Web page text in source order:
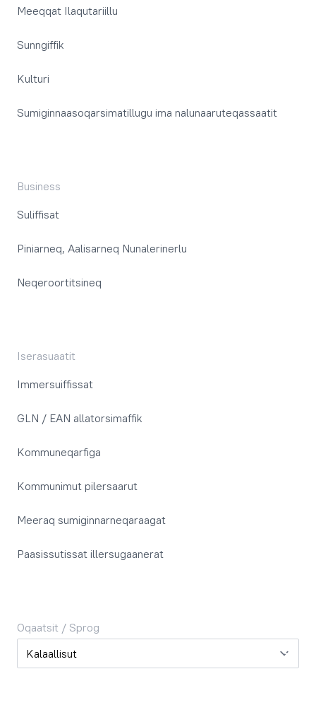
Meeqqat Ilaqutariillu
Sunngiffik
Kulturi
Sumiginnaasoqarsimatillugu ima nalunaaruteqassaatit
Business
Suliffisat
Piniarneq, Aalisarneq Nunalerinerlu
Neqeroortitsineq
Iserasuaatit
Immersuiffissat
GLN / EAN allatorsimaffik
Kommuneqarfiga
Kommunimut pilersaarut
Meeraq sumiginnarneqaraagat
Paasissutissat illersugaanerat
Oqaatsit / Sprog
Oqaatsit / Sprog